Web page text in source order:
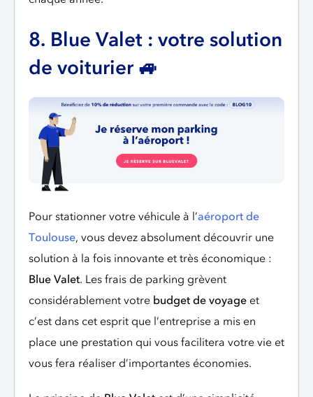
8. Blue Valet : votre solution
de voiturier 🚙
Pour stationner votre véhicule à l’aéroport de
Toulouse, vous devez absolument découvrir une
solution à la fois innovante et très économique :
Blue Valet. Les frais de parking grèvent
considérablement votre budget de voyage et
c’est dans cet esprit que l’entreprise a mis en
place une prestation qui vous facilitera votre vie et
vous fera réaliser d’importantes économies.